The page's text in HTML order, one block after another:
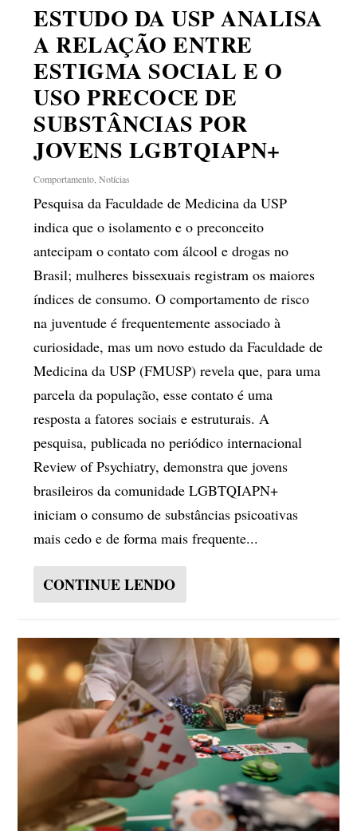
ESTUDO DA USP ANALISA
A RELAÇÃO ENTRE
ESTIGMA SOCIAL E O
USO PRECOCE DE
SUBSTÂNCIAS POR
JOVENS LGBTQIAPN+
Comportamento ,Notícias
Pesquisa da Faculdade de Medicina da USP
indica que o isolamento e o preconceito
antecipam o contato com álcool e drogas no
Brasil; mulheres bissexuais registram os maiores
índices de consumo. O comportamento de risco
na juventude é frequentemente associado à
curiosidade, mas um novo estudo da Faculdade de
Medicina da USP (FMUSP) revela que, para uma
parcela da população, esse contato é uma
resposta a fatores sociais e estruturais. A
pesquisa, publicada no periódico internacional
Review of Psychiatry, demonstra que jovens
brasileiros da comunidade LGBTQIAPN+
iniciam o consumo de substâncias psicoativas
mais cedo e de forma mais frequente...
CONTINUE LENDO